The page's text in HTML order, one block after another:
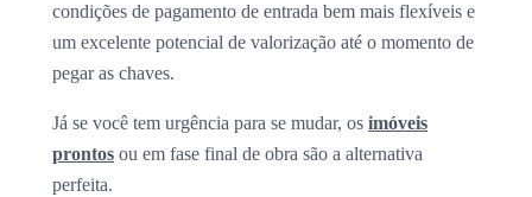
condições de pagamento de entrada bem mais flexíveis e
um excelente potencial de valorização até o momento de
pegar as chaves.
Já se você tem urgência para se mudar, os imóveis
prontos ou em fase final de obra são a alternativa
perfeita.